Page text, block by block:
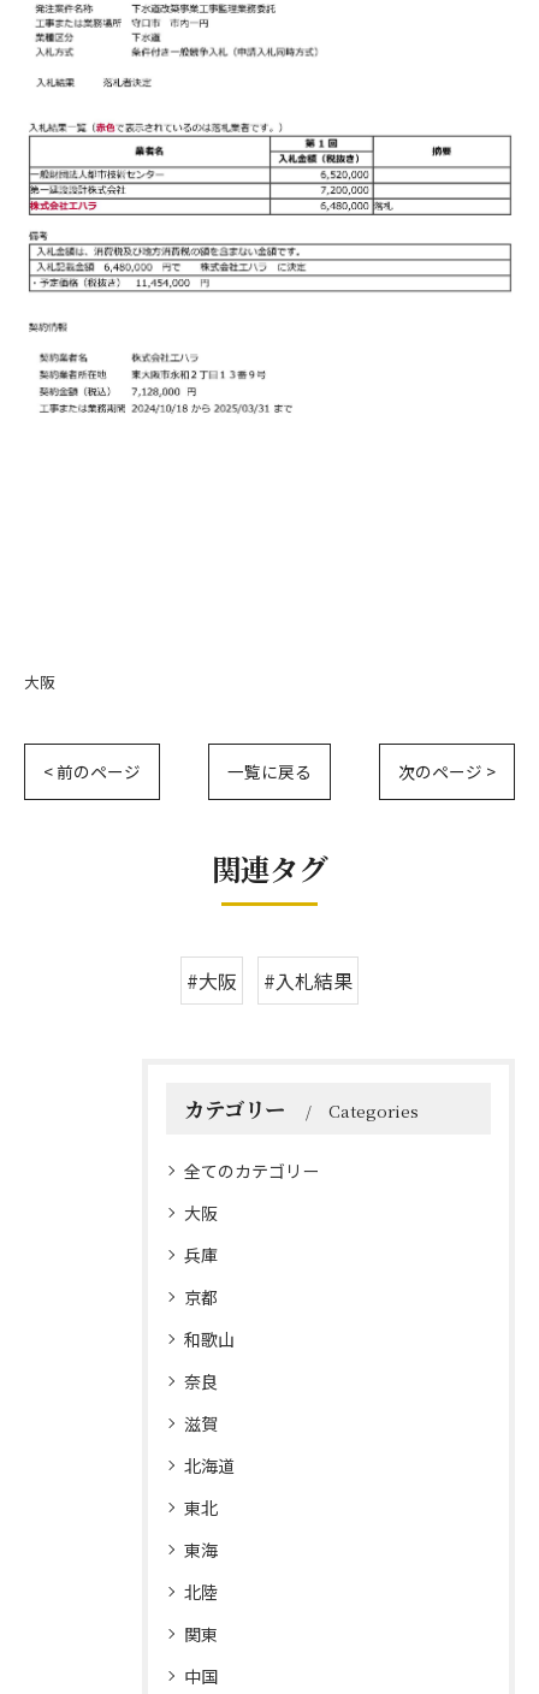
大阪
< 前のページ 一覧に戻る 次のページ >
関連タグ
#大阪 #入札結果
カテゴリー Categories
全てのカテゴリー
大阪
兵庫
京都
和歌山
奈良
滋賀
北海道
東北
東海
北陸
関東
中国